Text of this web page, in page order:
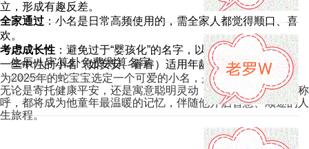
立，形成有趣反差。
全家通过 ：小名是日常高频使用的，需全家人都觉得顺口、喜
欢。
考虑成长性 ：避免过于“婴孩化”的名字，以免孩子长大后尴尬。
一些中性的小名（如安安、睿睿）适用年龄段更广。
为2025年的蛇宝宝选定一个可爱的小名，是家庭欢乐的开始。
无论是寄托健康平安，还是寓意聪明灵动，这个被爱意包裹的称
呼，都将成为他童年最温暖的记忆，伴随他开启智慧、顺遂的人
生旅程。
生辰八字算卦免费测算名字
2026-07-30